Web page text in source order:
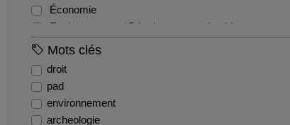
Économie
Environnement / Développement durable
EPS
Histoire
Mots clés
droit
pad
environnement
archeologie